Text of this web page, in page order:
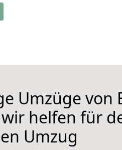
Umzüge von
helfen für
Umzug